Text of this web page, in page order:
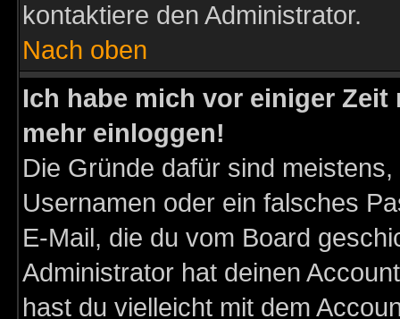
kontaktiere den Administrator.
Nach oben
Ich habe mich vor einiger
mehr einloggen!
Die Gründe dafür sind
Usernamen oder ein falsches
E-Mail, die du vom Board
Administrator hat deinen
hast du vielleicht mit dem